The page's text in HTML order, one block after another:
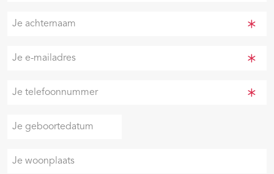
Je
Je
(Vereist)
Je
Je
geboortedatum
DD
MM
Je
woonplaats